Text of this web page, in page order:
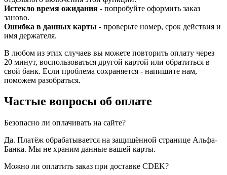
Истекло время ожидания - попробуйте оформить заказ
заново.
Ошибка в данных карты - проверьте номер, срок действия и
имя держателя.
В любом из этих случаев вы можете повторить оплату через
20 минут, воспользоваться другой картой или обратиться в
свой банк. Если проблема сохраняется - напишите нам,
поможем разобраться.
Частые вопросы об оплате
Безопасно ли оплачивать на сайте?
Да. Платёж обрабатывается на защищённой странице Альфа-
Банка. Мы не храним данные вашей карты.
Можно ли оплатить заказ при доставке CDEK?